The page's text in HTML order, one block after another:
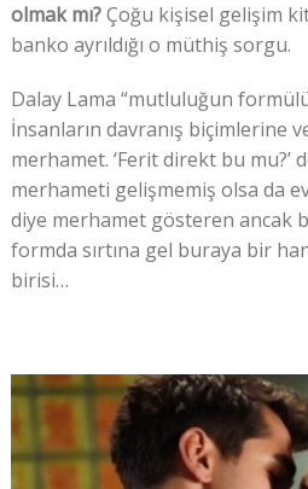
olmak mı?Çoğu kişisel gelişim
banko ayrıldığı o müthiş sorgu.
Dalay Lama “mutluluğun
İnsanların davranış biçimlerine
merhamet. ‘Ferit direkt bu mu?’
merhameti gelişmemiş olsa da
diye merhamet gösteren ancak
formda sırtına gel buraya bir
birisi…